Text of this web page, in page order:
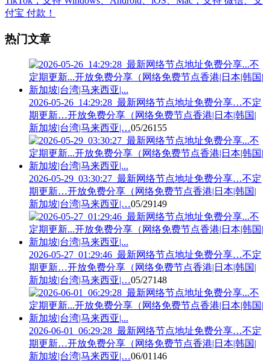
热门文章
2026-05-26_14:29:28_最新网络节点地址免费分享…不定
期更新…开放免费分享（网络免费节点香港|日本|韩国|
新加坡|台湾|马来西亚|…05/26155
2026-05-29_03:30:27_最新网络节点地址免费分享…不定
期更新…开放免费分享（网络免费节点香港|日本|韩国|
新加坡|台湾|马来西亚|…05/29149
2026-05-27_01:29:46_最新网络节点地址免费分享…不定
期更新…开放免费分享（网络免费节点香港|日本|韩国|
新加坡|台湾|马来西亚|…05/27148
2026-06-01_06:29:28_最新网络节点地址免费分享…不定
期更新…开放免费分享（网络免费节点香港|日本|韩国|
新加坡|台湾|马来西亚|…06/01 146